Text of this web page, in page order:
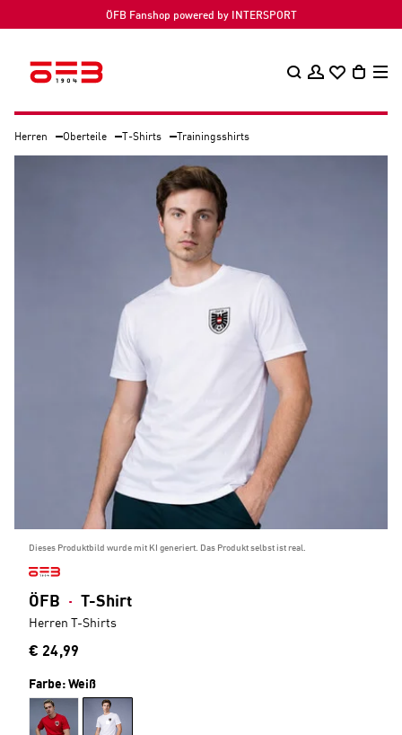
ÖFB Fanshop powered by INTERSPORT
Herren Oberteile T-Shirts Trainingsshirts
Dieses Produktbild wurde mit KI generiert. Das Produkt selbst ist real.
ÖFB · T-Shirt
Herren T-Shirts
€ 24,99
Farbe: Weiß